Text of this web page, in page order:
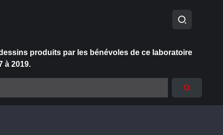
produits par les bénévoles de ce laboratoire
à 2019.